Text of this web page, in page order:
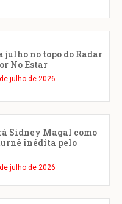
julho no topo do Radar
No Estar
julho de 2026
Sidney Magal como
inédita pelo
julho de 2026